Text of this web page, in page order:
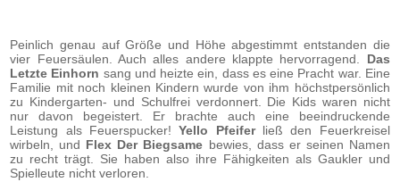
Peinlich genau auf Größe und Höhe abgestimmt entstanden die
vier Feuersäulen. Auch alles andere klappte hervorragend. Das
Letzte Einhorn sang und heizte ein, dass es eine Pracht war. Eine
Familie mit noch kleinen Kindern wurde von ihm höchstpersönlich
zu Kindergarten- und Schulfrei verdonnert. Die Kids waren nicht
nur davon begeistert. Er brachte auch eine beeindruckende
Leistung als Feuerspucker!Yello Pfeiferließ den Feuerkreisel
wirbeln, und Flex Der Biegsame bewies, dass er seinen Namen
zu recht trägt. Sie haben also ihre Fähigkeiten als Gaukler und
Spielleute nicht verloren.